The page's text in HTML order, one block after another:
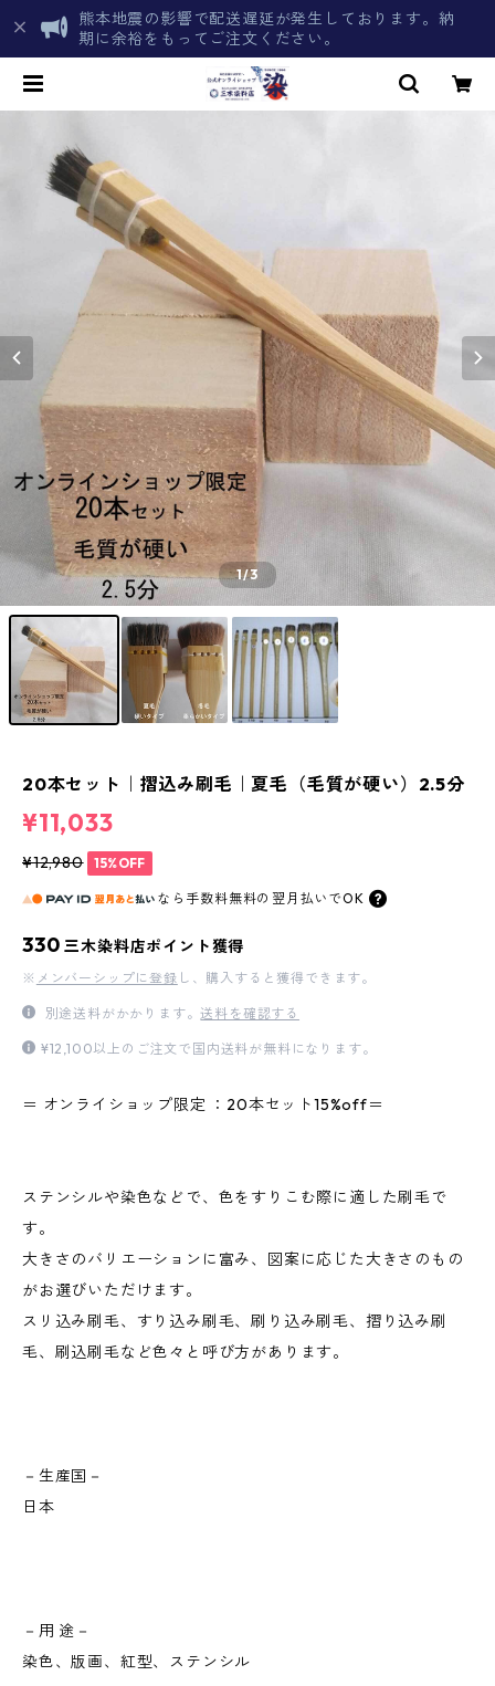
熊本地震の影響で配送遅延が発生しております。納
期に余裕をもってご注文ください。
1/3
20本セット｜摺込み刷毛｜夏毛（毛質が硬い）2.5分
¥11,033
¥12,980 15%OFF
なら 手数料無料の 翌月払いでOK
330 三木染料店ポイント獲得
※ メンバーシップに登録 し、購入すると獲得できます。
別途送料がかかります。送料を確認する
¥12,100以上のご注文で国内送料が無料になります。
＝ オンライショップ限定 ：20本セット15%off＝
ステンシルや染色などで、色をすりこむ際に適した刷毛で
す。
大きさのバリエーションに富み、図案に応じた大きさのもの
がお選びいただけます。
スリ込み刷毛、すり込み刷毛、刷り込み刷毛、摺り込み刷
毛、刷込刷毛など色々と呼び方があります。
－生産国－
日本
－用 途－
染色、版画、紅型、ステンシル